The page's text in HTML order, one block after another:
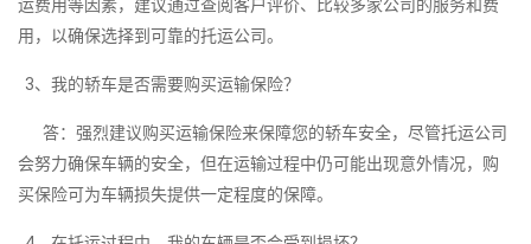
运费用等因素，建议通过查阅客户评价、比较多家公司的服务和费
用，以确保选择到可靠的托运公司。
3、我的轿车是否需要购买运输保险？
答：强烈建议购买运输保险来保障您的轿车安全，尽管托运公司
会努力确保车辆的安全，但在运输过程中仍可能出现意外情况，购
买保险可为车辆损失提供一定程度的保障。